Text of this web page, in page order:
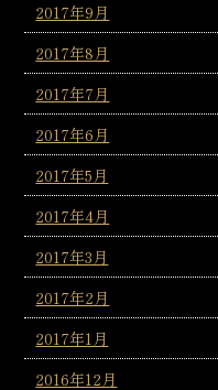
2017年9月
2017年8月
2017年7月
2017年6月
2017年5月
2017年4月
2017年3月
2017年2月
2017年1月
2016年12月